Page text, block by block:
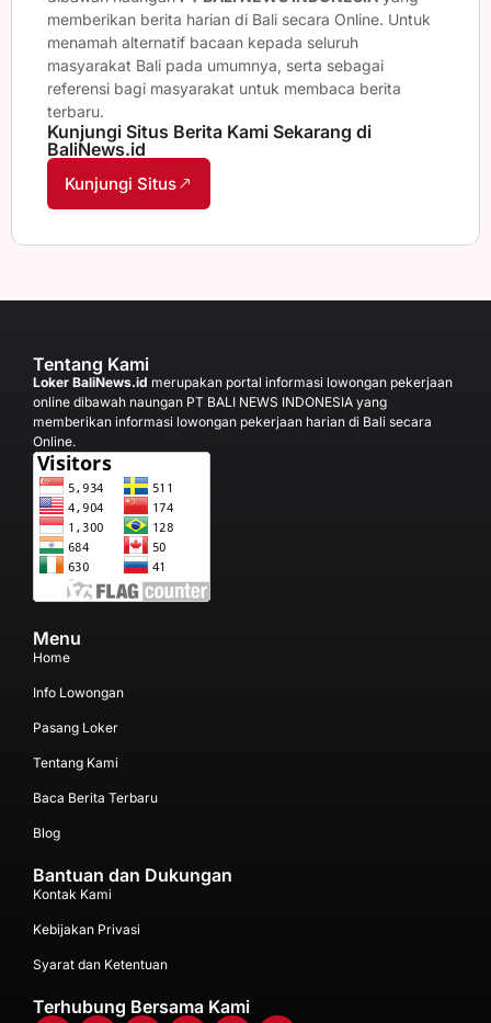
memberikan berita harian di Bali secara Online. Untuk
menamah alternatif bacaan kepada seluruh
masyarakat Bali pada umumnya, serta sebagai
referensi bagi masyarakat untuk membaca berita
terbaru.
Kunjungi Situs Berita Kami Sekarang di
BaliNews.id
Kunjungi Situs
Tentang Kami
Loker BaliNews.id merupakan portal informasi lowongan pekerjaan
online dibawah naungan PT BALI NEWS INDONESIA yang
memberikan informasi lowongan pekerjaan harian di Bali secara
Online.
Menu
Home
Info Lowongan
Pasang Loker
Tentang Kami
Baca Berita Terbaru
Blog
Bantuan dan Dukungan
Kontak Kami
Kebijakan Privasi
Syarat dan Ketentuan
Terhubung Bersama Kami